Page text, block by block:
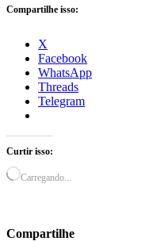
Compartilhe isso:
X
Facebook
WhatsApp
Threads
Telegram
Curtir isso:
Carregando...
Compartilhe